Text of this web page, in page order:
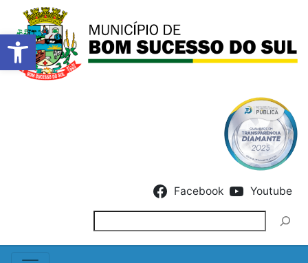
Barra de Ferramentas
Facebook Youtube